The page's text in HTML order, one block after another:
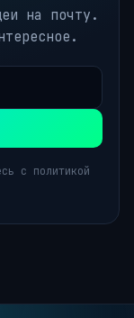
на почту.
с политикой